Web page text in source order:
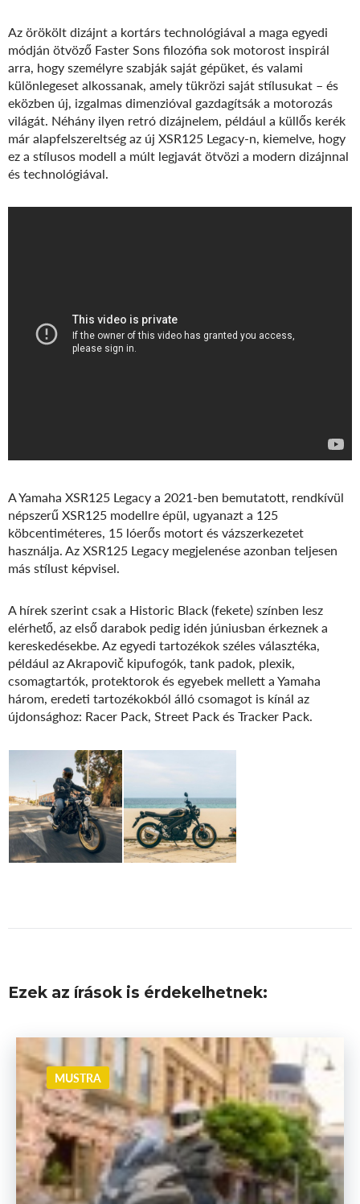
Az örökölt dizájnt a kortárs technológiával a maga egyedi
módján ötvöző Faster Sons filozófia sok motorost inspirál
arra, hogy személyre szabják saját gépüket, és valami
különlegeset alkossanak, amely tükrözi saját stílusukat – és
eközben új, izgalmas dimenzióval gazdagítsák a motorozás
világát. Néhány ilyen retró dizájnelem, például a küllős kerék
már alapfelszereltség az új XSR125 Legacy-n, kiemelve, hogy
ez a stílusos modell a múlt legjavát ötvözi a modern dizájnnal
és technológiával.
A Yamaha XSR125 Legacy a 2021-ben bemutatott, rendkívül
népszerű XSR125 modellre épül, ugyanazt a 125
köbcentiméteres, 15 lóerős motort és vázszerkezetet
használja. Az XSR125 Legacy megjelenése azonban teljesen
más stílust képvisel.
A hírek szerint csak a Historic Black (fekete) színben lesz
elérhető, az első darabok pedig idén júniusban érkeznek a
kereskedésekbe. Az egyedi tartozékok széles választéka,
például az Akrapovič kipufogók, tank padok, plexik,
csomagtartók, protektorok és egyebek mellett a Yamaha
három, eredeti tartozékokból álló csomagot is kínál az
újdonsághoz: Racer Pack, Street Pack és Tracker Pack.
Ezek az írások is érdekelhetnek:
MUSTRA